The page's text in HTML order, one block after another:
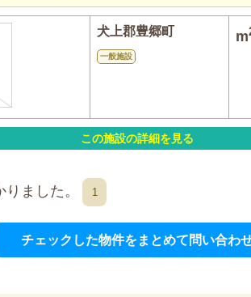
犬上郡豊郷町
一般施設
m
この施設の詳細を見る
ました。 1
チェックした物件をまとめて問い合わ